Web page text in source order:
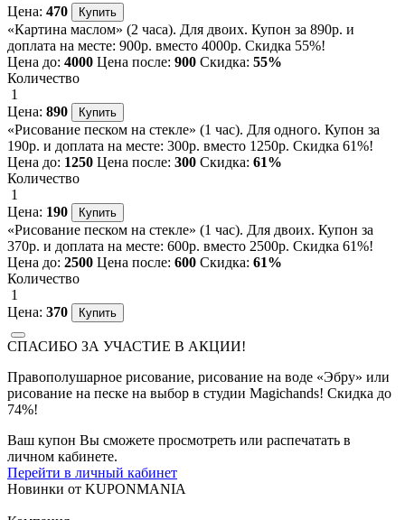
Цена: 470
«Картина маслом» (2 часа). Для двоих. Купон за 890р. и
доплата на месте: 900р. вместо 4000р. Скидка 55%!
Цена до: 4000 Цена после: 900 Скидка: 55%
Количество
1
Цена: 890
«Рисование песком на стекле» (1 час). Для одного. Купон за
190р. и доплата на месте: 300р. вместо 1250р. Скидка 61%!
Цена до: 1250 Цена после: 300 Скидка: 61%
Количество
1
Цена: 190
«Рисование песком на стекле» (1 час). Для двоих. Купон за
370р. и доплата на месте: 600р. вместо 2500р. Скидка 61%!
Цена до: 2500 Цена после: 600 Скидка: 61%
Количество
1
Цена: 370
СПАСИБО ЗА УЧАСТИЕ В АКЦИИ!
Правополушарное рисование, рисование на воде «Эбру» или
рисование на песке на выбор в студии Magichands! Скидка до
74%!
Ваш купон Вы сможете просмотреть или распечатать в
личном кабинете.
Перейти в личный кабинет
Новинки от KUPONMANIA